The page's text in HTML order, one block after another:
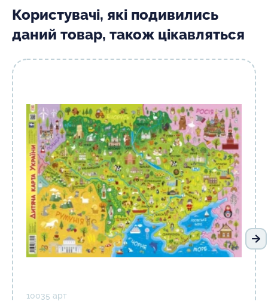
Користувачі, які подивились
даний товар, також цікавляться
10035 арт